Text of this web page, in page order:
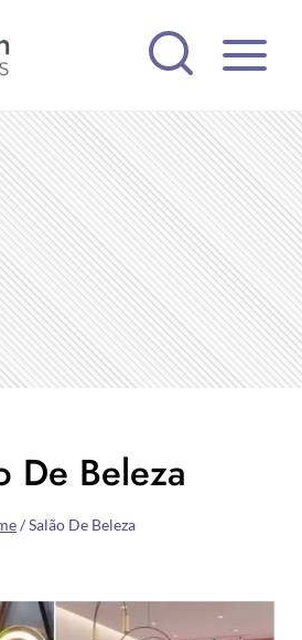
De Beleza
/Salão De Beleza